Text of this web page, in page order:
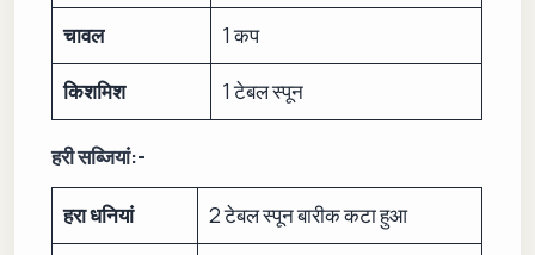
चावल 1 कप
किशमिश 1 टेबल स्पून
हरी सब्जियां:-
हरा धनियां 2 टेबल स्पून बारीक कटा हुआ